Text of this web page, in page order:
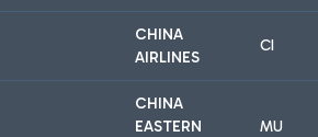
CHINA
AIRLINES
CI
CHINA
EASTERN
MU